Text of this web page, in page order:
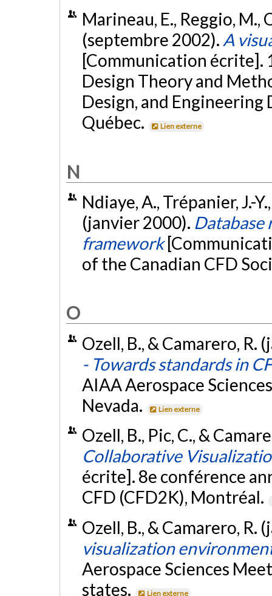
Marineau, E., Reggio, M.,
(septembre 2002). A
[Communication
Design Theory and
Design, and
Québec.
Lien externe
N
Ndiaye, A., Trépanier, J.-
(janvier 2000).
framework
of the Canadian CFD
O
Ozell, B., & Camarero, R.
- Towards standards in
AIAA Aerospace
Nevada.
Lien externe
Ozell, B., Pic, C., &
Collaborative
écrite]. 8e conférence
CFD (CFD2K), Montréal.
Ozell, B., & Camarero, R.
visualization
Aerospace Sciences
states.
Lien externe